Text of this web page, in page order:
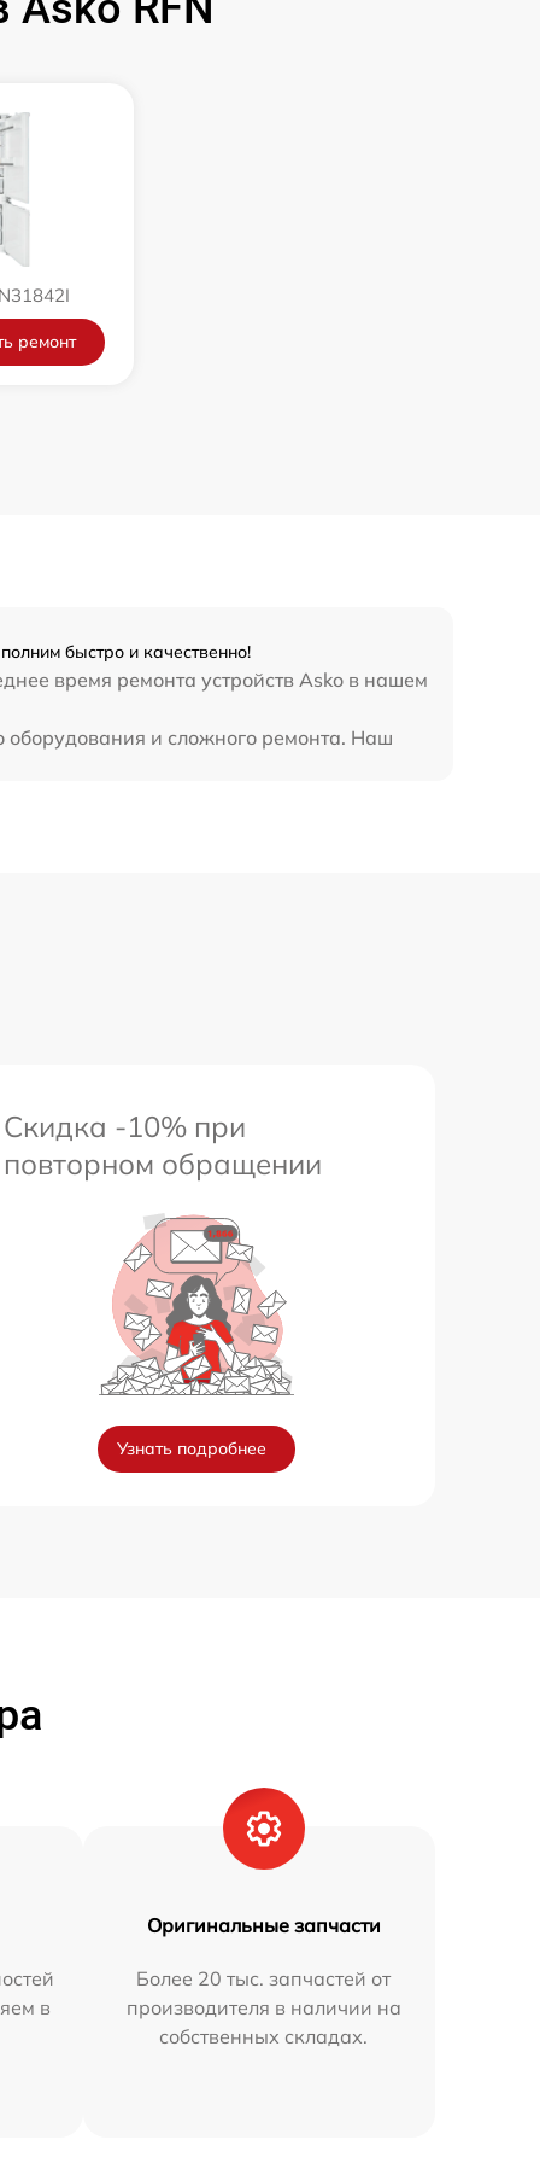
ремонт
быстро и качественно!
время ремонта устройств Asko в нашем
оборудования и сложного ремонта. Наш
Скидка -10% при
повторном обращении
Узнать подробнее
в
Оригинальные запчасти
Более 20 тыс. запчастей от
производителя в наличии на
собственных складах.